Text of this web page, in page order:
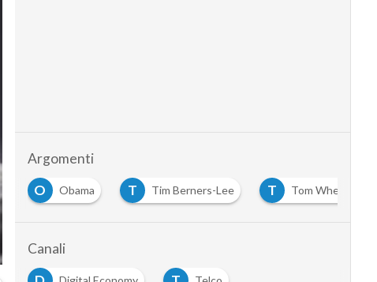
Argomenti
O Obama T Tim Berners-Lee T Tom Wheeler
Canali